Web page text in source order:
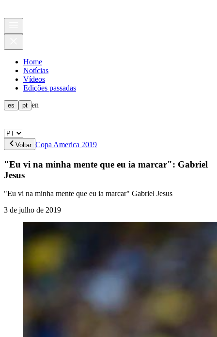
Home
Notícias
Vídeos
Edições passadas
es pt en
Voltar Copa America 2019
"Eu vi na minha mente que eu ia marcar": Gabriel
Jesus
"Eu vi na minha mente que eu ia marcar" Gabriel Jesus
3 de julho de 2019